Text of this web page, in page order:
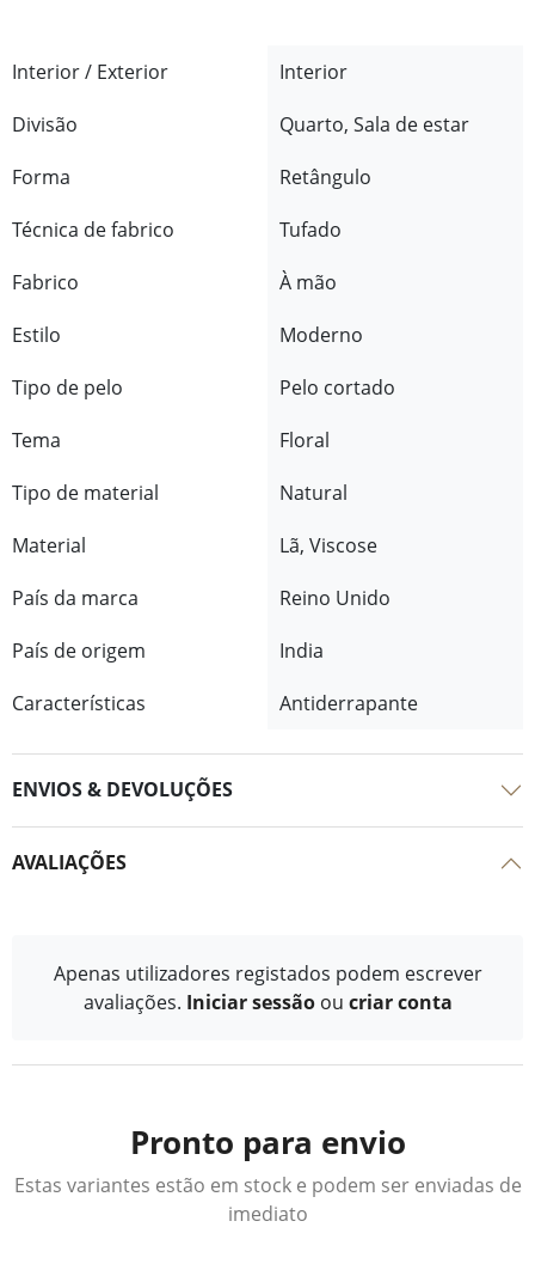
Interior / Exterior
Interior
Divisão
Quarto, Sala de estar
Forma
Retângulo
Técnica de fabrico
Tufado
Fabrico
À mão
Estilo
Moderno
Tipo de pelo
Pelo cortado
Tema
Floral
Tipo de material
Natural
Material
Lã, Viscose
País da marca
Reino Unido
País de origem
India
Características
Antiderrapante
ENVIOS & DEVOLUÇÕES
AVALIAÇÕES
Apenas utilizadores registados podem escrever
avaliações. Iniciar sessão ou criar conta
Pronto para envio
Estas variantes estão em stock e podem ser enviadas de
imediato